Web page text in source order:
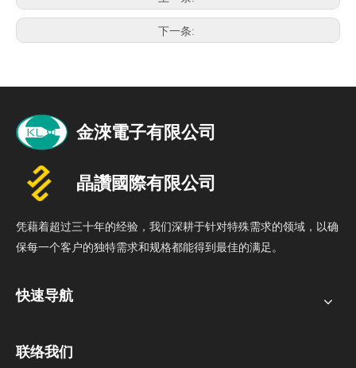
下一条:
凭藉着超过三十年的经验，我们深耕于针对特殊需求的领域，以确
保每一个客户的独特需求和规格都能得到最佳的满足。
快速导航
联络我们